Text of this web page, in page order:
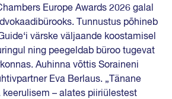
Europe Awards 2026 galal
Tunnustus põhineb
värske väljaande koostamisel
ning peegeldab büroo tugevat
Auhinna võttis Soraineni
Eva Berlaus. „Tänane
keerulisem – alates piiriülestest